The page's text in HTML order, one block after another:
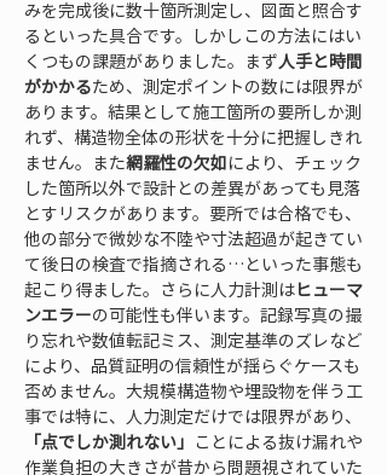
みを完成後に数十箇所測定し、図面と照合す
るといった具合です。しかしこの方法にはい
くつもの課題がありました。まず人手と時間
がかかるため、測定ポイントの数には限界が
あります。結果として施工箇所の要所しか測
れず、構造物全体の形状を十分に把握しきれ
ません。また網羅性の欠如により、チェック
した箇所以外で設計との差異があっても見落
とすリスクがあります。要所では合格でも、
他の部分で微妙な不陸や寸法超過が起きてい
て後日の検査で指摘される…といった事態も
起こり得ました。さらに人力計測はヒューマ
ンエラーの可能性も伴います。記録写真の撮
り忘れや数値転記ミス、測定基準のズレなど
により、品質証明の信頼性が揺らぐケースも
否めません。大規模構造物や埋設物を伴う工
事では特に、人力測定だけでは限界があり、
「点でしか測れない」 ことによる抜け漏れや
作業負担の大きさが昔から問題視されていた